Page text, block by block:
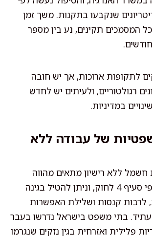
שנקבעו בתקנות. משך זמן
המסמכים תקינים, נע בין מספר
לתקופות ארוכות, אך יש חובה
רגולטוריים, ולעיתים יש לחדש
במדיניות.
של עבודה ללא
חשמל ללא רישיון מתאים מהווה
עבירה פלילית לפי סעיף 4 לחוק, וניתן להטיל בגינה
לרבות קנסות ושלילת האפשרות
בתי משפט בישראל נדרשו בעבר
פלילית ואזרחית בגין נזקים שנגרמו